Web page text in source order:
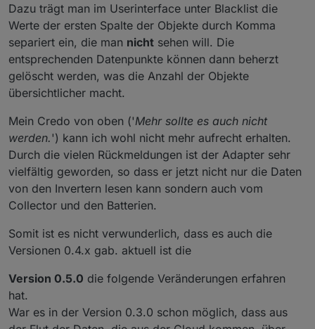
Dazu trägt man im Userinterface unter Blacklist die
Werte der ersten Spalte der Objekte durch Komma
separiert ein, die man nicht sehen will. Die
entsprechenden Datenpunkte können dann beherzt
gelöscht werden, was die Anzahl der Objekte
übersichtlicher macht.
Mein Credo von oben ('Mehr sollte es auch nicht
werden.') kann ich wohl nicht mehr aufrecht erhalten.
Durch die vielen Rückmeldungen ist der Adapter sehr
vielfältig geworden, so dass er jetzt nicht nur die Daten
von den Invertern lesen kann sondern auch vom
Collector und den Batterien.
Somit ist es nicht verwunderlich, dass es auch die
Versionen 0.4.x gab. aktuell ist die
Version 0.5.0 die folgende Veränderungen erfahren
hat.
War es in der Version 0.3.0 schon möglich, dass aus